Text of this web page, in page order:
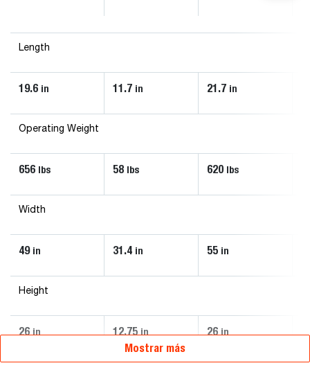
Length
19.6 in 11.7 in 21.7 in
Operating Weight
656 lbs 58 lbs 620 lbs
Width
49 in 31.4 in 55 in
Height
26 in 12.75 in 26 in
Mostrar más